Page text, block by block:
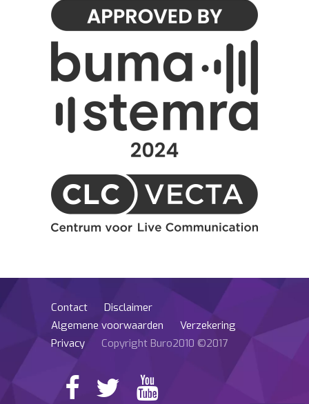
Contact
Disclaimer
Algemene voorwaarden
Verzekering
Privacy
Copyright Buro2010 ©2017